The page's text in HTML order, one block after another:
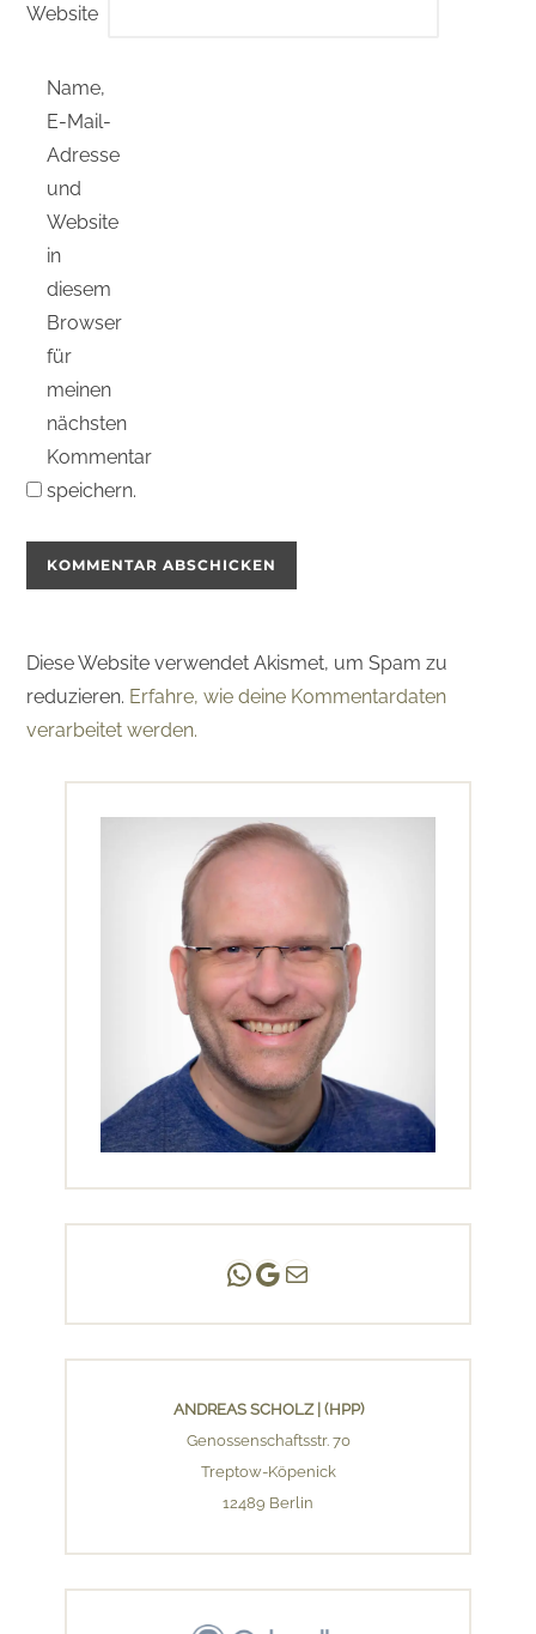
Website
Name,
E-Mail-
Adresse
und
Website
in
diesem
Browser
für
meinen
nächsten
Kommentar
speichern.
Diese Website verwendet Akismet, um Spam zu
reduzieren. Erfahre, wie deine Kommentardaten
verarbeitet werden.
Andreas Scholz | (HPP)
Praxis Adlershof
E-Mail an mich ...
ANDREAS SCHOLZ | (HPP)
Genossenschaftsstr. 70
Treptow-Köpenick
12489 Berlin